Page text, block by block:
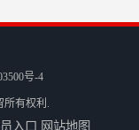
号-4
所有权利.
入口 网站地图